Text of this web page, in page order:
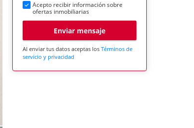
Acepto recibir información sobre
ofertas inmobiliarias
Enviar mensaje
Al enviar tus datos aceptas los Términos de
servicio y privacidad